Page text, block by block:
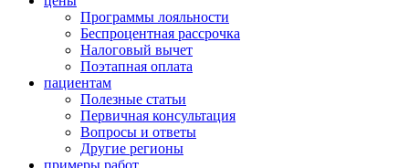
Программы лояльности
Беспроцентная рассрочка
Налоговый вычет
Поэтапная оплата
пациентам
Полезные статьи
Первичная консультация
Вопросы и ответы
Другие регионы
примеры работ